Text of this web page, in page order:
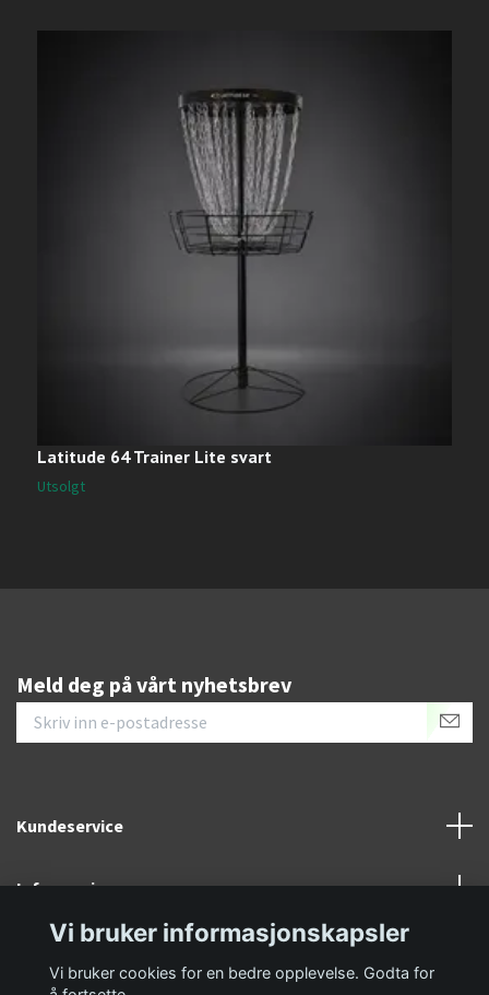
Latitude 64 Trainer Lite svart
Utsolgt
Meld deg på vårt nyhetsbrev
Kundeservice
Informasjon
Sosiale medier
Vi bruker informasjonskapsler
Vi bruker cookies for en bedre opplevelse. Godta for